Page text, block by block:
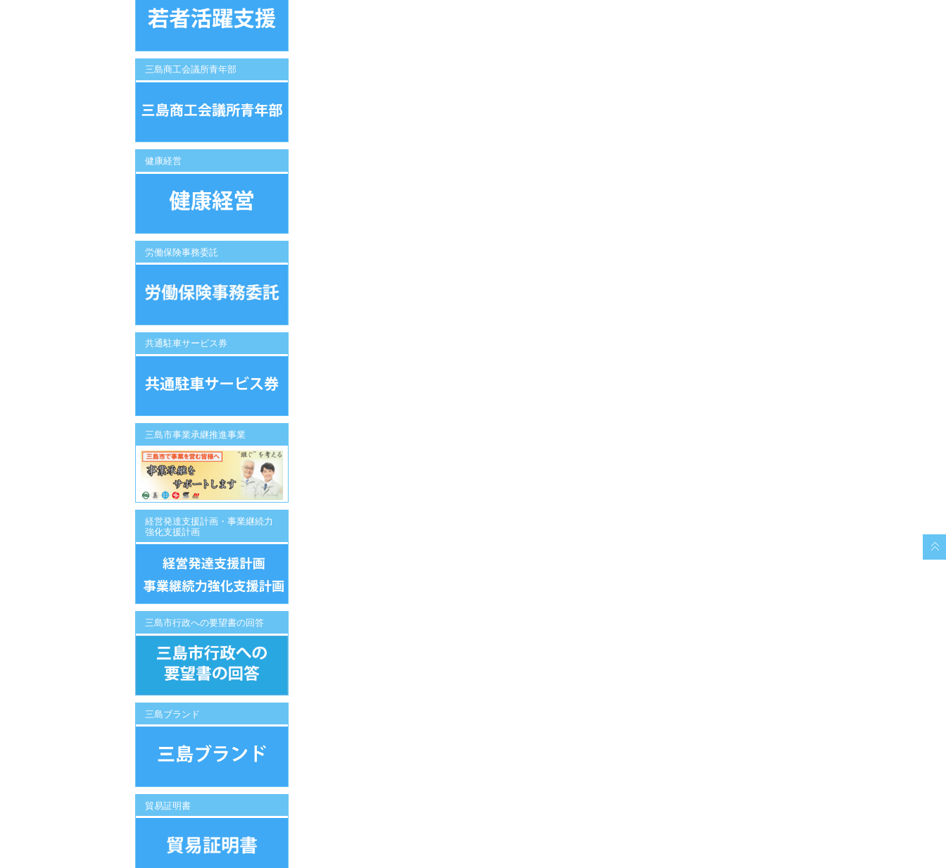
三島商工会議所青年部
健康経営
労働保険事務委託
共通駐車サービス券
三島市事業承継推進事業
経営発達支援計画・事業継続力
強化支援計画
三島市行政への要望書の回答
三島ブランド
貿易証明書